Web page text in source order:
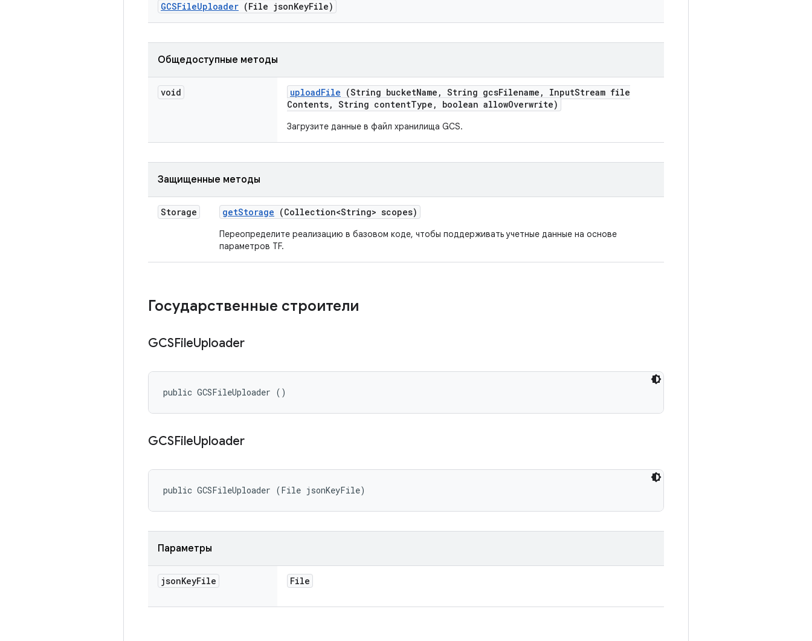
GCSFileUploader (File jsonKeyFile)
Общедоступные методы
void uploadFile (String bucketName , String gcsFilename , InputStream file
Contents, String contentType , boolean allowOverwrite)
Загрузите данные в файл хранилища GCS.
Защищенные методы
Storage getStorage (Collection<String> scopes)
Переопределите реализацию в базовом коде, чтобы поддерживать учетные данные на основе
параметров TF.
Государственные строители
GCSFileUploader
public GCSFileUploader ()
GCSFileUploader
public GCSFileUploader (File jsonKeyFile)
Параметры
jsonKeyFile File